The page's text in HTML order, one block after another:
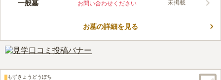
す。駅からは少し距離がありますが、駐車場が備えられているた
らでお参りに行ける気軽さも魅力的です。
口コミ評価
一般墓 お問い合わせください 未掲載
お墓の詳細を見る
もずきょうどうぼち